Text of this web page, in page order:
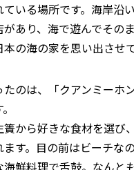
ている場所です。海岸沿
あり、海で遊んでその
の海の家を思い出させ
のは、「クアンミーホ
から好きな食材を選び
す。目の前はビーチな